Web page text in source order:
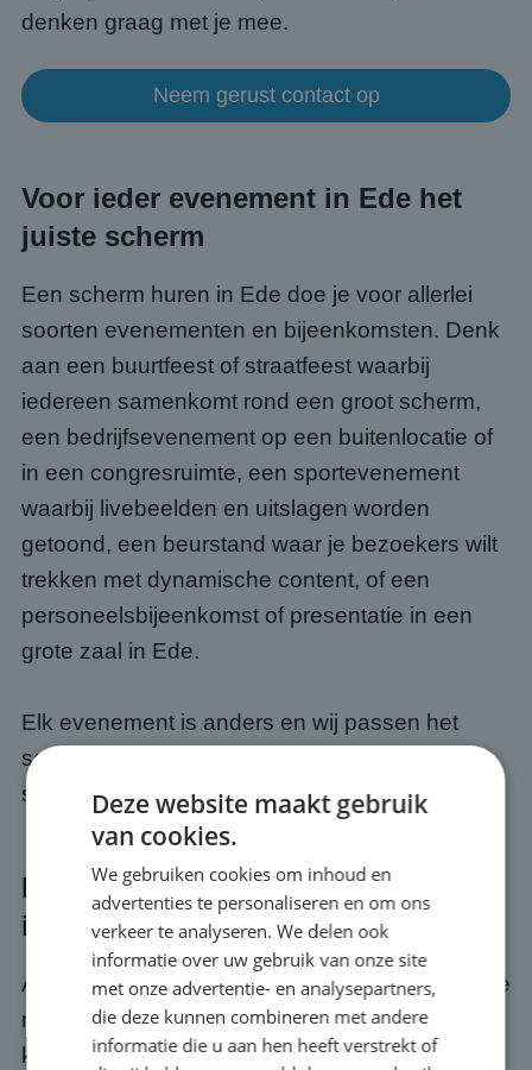
denken graag met je mee.
Neem gerust contact op
Voor ieder evenement in Ede het
juiste scherm
Een scherm huren in Ede doe je voor allerlei
soorten evenementen en bijeenkomsten. Denk
aan een buurtfeest of straatfeest waarbij
iedereen samenkomt rond een groot scherm,
een bedrijfsevenement op een buitenlocatie of
in een congresruimte, een sportevenement
waarbij livebeelden en uitslagen worden
getoond, een beurstand waar je bezoekers wilt
trekken met dynamische content, of een
personeelsbijeenkomst of presentatie in een
grote zaal in Ede.
Elk evenement is anders en wij passen het
scherm en de opstelling altijd aan op jouw
specifieke situatie.
Kwaliteit en service bij jouw event
in Ede
Als je een scherm huurt bij ABC Scherm, huur je
meer dan alleen hardware. Je krijgt er een
kwaliteits- en servicegarantie bij. Wij zorgen
Deze website maakt gebruik
van cookies.
We gebruiken cookies om inhoud en
advertenties te personaliseren en om ons
verkeer te analyseren. We delen ook
informatie over uw gebruik van onze site
met onze advertentie- en analysepartners,
die deze kunnen combineren met andere
informatie die u aan hen heeft verstrekt of